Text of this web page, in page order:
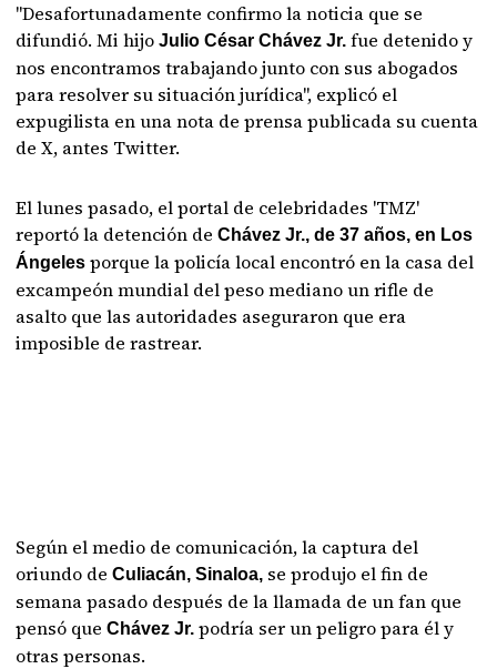
"Desafortunadamente confirmo la noticia que se
difundió. Mi hijoJulio César Chávez Jr.fue detenido y
nos encontramos trabajando junto con sus abogados
para resolver su situación jurídica", explicó el
expugilista en una nota de prensa publicada su cuenta
de X, antes Twitter.
El lunes pasado, el portal de celebridades 'TMZ'
reportó la detención deChávez Jr., de 37 años, en Los
Ángeles porque la policía local encontró en la casa del
excampeón mundial del peso mediano un rifle de
asalto que las autoridades aseguraron que era
imposible de rastrear.
Según el medio de comunicación, la captura del
oriundo deCuliacán, Sinaloa, se produjo el fin de
semana pasado después de la llamada de un fan que
pensó que Chávez Jr. podría ser un peligro para él y
otras personas.